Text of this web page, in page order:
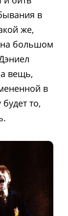
в
же,
на большом
вещь,
в
то,